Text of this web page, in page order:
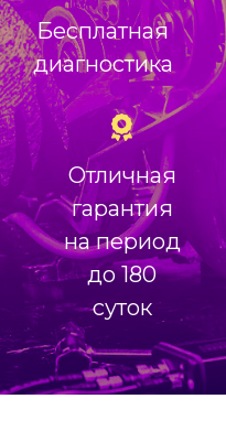
Бесплатная
диагностика
Отличная
гарантия
на период
до 180
суток